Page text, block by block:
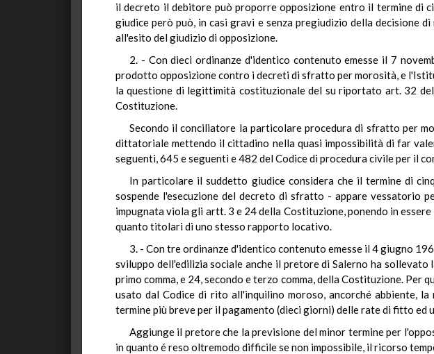
il decreto il debitore può proporre opposizione entro il termine di
giudice però può, in casi gravi e senza pregiudizio della decisione
all'esito del giudizio di opposizione.
2. - Con dieci ordinanze d'identico contenuto emesse il 7
prodotto opposizione contro i decreti di sfratto per morosità, e
la questione di legittimità costituzionale del su riportato art. 32
Costituzione.
Secondo il conciliatore la particolare procedura di sfratto per
dittatoriale mettendo il cittadino nella quasi impossibilità di far
seguenti, 645 e seguenti e 482 del Codice di procedura civile per il
In particolare il suddetto giudice considera che il termine di
sospende l'esecuzione del decreto di sfratto - appare vessatorio
impugnata viola gli artt. 3 e 24 della Costituzione, ponendo in
quanto titolari di uno stesso rapporto locativo.
3. - Con tre ordinanze d'identico contenuto emesse il 4 giugno
sviluppo dell'edilizia sociale anche il pretore di Salerno ha
primo comma, e 24, secondo e terzo comma, della Costituzione.
usato dal Codice di rito all'inquilino moroso, ancorché abbiente,
termine più breve per il pagamento (dieci giorni) delle rate di fitto
Aggiunge il pretore che la previsione del minor termine per
in quanto é reso oltremodo difficile se non impossibile, il ricorso